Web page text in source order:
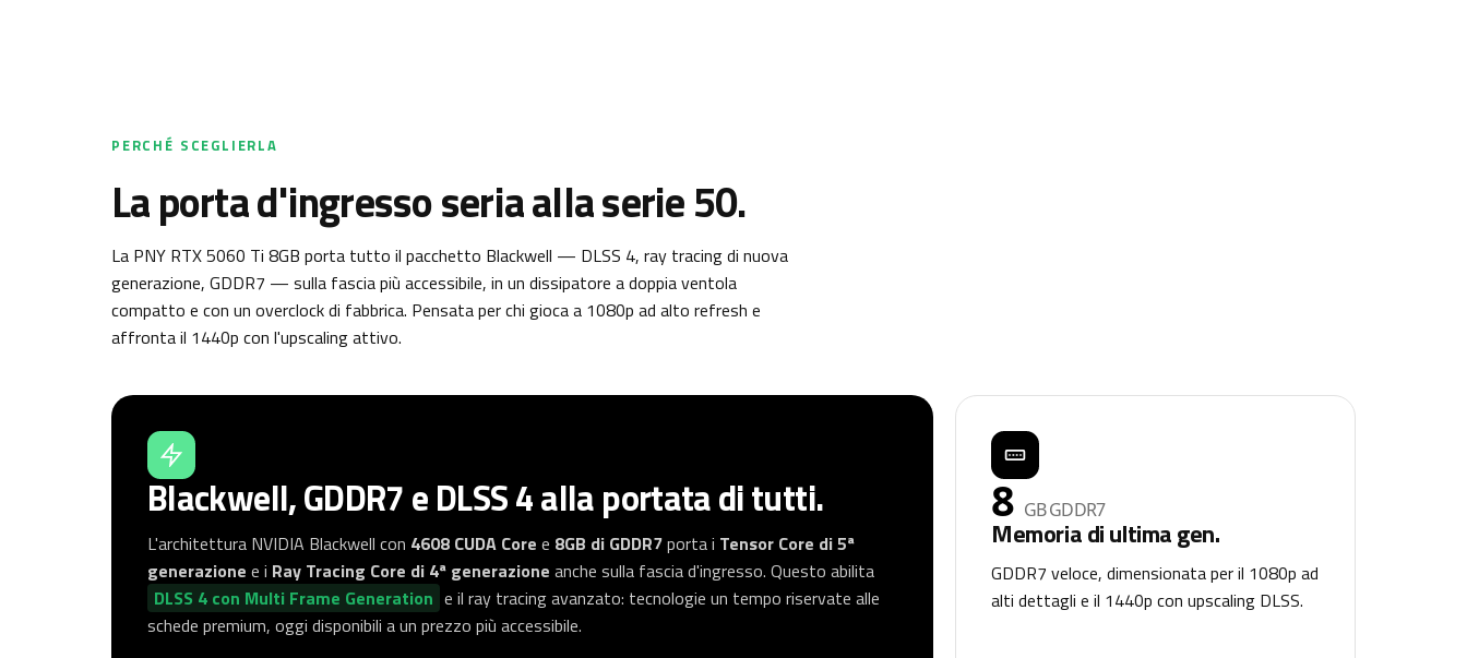
PERCHÉ SCEGLIERLA
La porta d'ingresso seria alla serie 50.
La PNY RTX 5060 Ti 8GB porta tutto il pacchetto Blackwell — DLSS 4, ray tracing di nuova
generazione, GDDR7 — sulla fascia più accessibile, in un dissipatore a doppia ventola
compatto e con un overclock di fabbrica. Pensata per chi gioca a 1080p ad alto refresh e
affronta il 1440p con l'upscaling attivo.
Blackwell, GDDR7 e DLSS 4 alla portata di tutti.
L'architettura NVIDIA Blackwell con 4608 CUDA Core e 8GB di GDDR7porta i Tensor Core di 5ª
generazione e i Ray Tracing Core di 4ª generazione anche sulla fascia d'ingresso. Questo abilita
DLSS 4 con Multi Frame Generation e il ray tracing avanzato: tecnologie un tempo riservate alle
schede premium, oggi disponibili a un prezzo più accessibile.
8 GB GDDR7
Memoria di ultima gen.
GDDR7 veloce, dimensionata per il 1080p ad
alti dettagli e il 1440p con upscaling DLSS.